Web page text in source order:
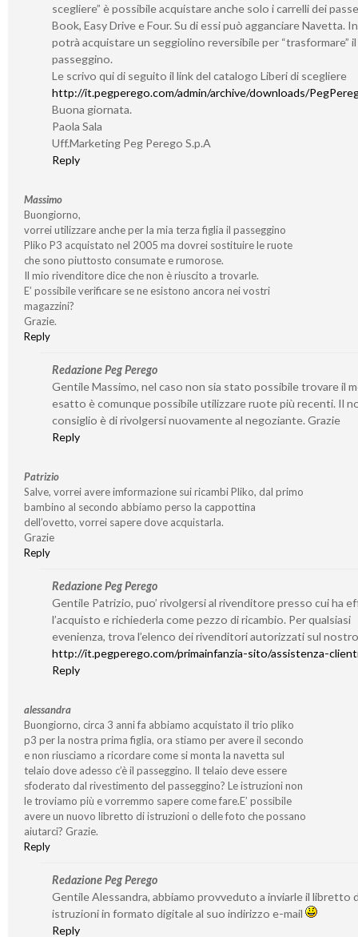
scegliere” è possibile acquistare anche solo i carrelli dei
Book, Easy Drive e Four. Su di essi può agganciare Navetta.
potrà acquistare un seggiolino reversibile per “trasformare”
passeggino.
Le scrivo qui di seguito il link del catalogo Liberi di scegliere
http://it.pegperego.com/admin/archive/downloads/
Buona giornata.
Paola Sala
Uff.Marketing Peg Perego S.p.A
Reply
Massimo
Buongiorno,
vorrei utilizzare anche per la mia terza figlia il passeggino
Pliko P3 acquistato nel 2005 ma dovrei sostituire le ruote
che sono piuttosto consumate e rumorose.
Il mio rivenditore dice che non è riuscito a trovarle.
E’ possibile verificare se ne esistono ancora nei vostri
magazzini?
Grazie.
Reply
Redazione Peg Perego
Gentile Massimo, nel caso non sia stato possibile trovare il
esatto è comunque possibile utilizzare ruote più recenti. Il
consiglio è di rivolgersi nuovamente al negoziante. Grazie
Reply
Patrizio
Salve, vorrei avere imformazione sui ricambi Pliko, dal primo
bambino al secondo abbiamo perso la cappottina
dell’ovetto, vorrei sapere dove acquistarla.
Grazie
Reply
Redazione Peg Perego
Gentile Patrizio, puo’ rivolgersi al rivenditore presso cui ha
l’acquisto e richiederla come pezzo di ricambio. Per qualsiasi
evenienza, trova l’elenco dei rivenditori autorizzati sul
http://it.pegperego.com/primainfanzia-sito/assistenza-
Reply
alessandra
Buongiorno, circa 3 anni fa abbiamo acquistato il trio pliko
p3 per la nostra prima figlia, ora stiamo per avere il secondo
e non riusciamo a ricordare come si monta la navetta sul
telaio dove adesso c’è il passeggino. Il telaio deve essere
sfoderato dal rivestimento del passeggino? Le istruzioni non
le troviamo più e vorremmo sapere come fare.E’ possibile
avere un nuovo libretto di istruzioni o delle foto che possano
aiutarci? Grazie.
Reply
Redazione Peg Perego
Gentile Alessandra, abbiamo provveduto a inviarle il libretto
istruzioni in formato digitale al suo indirizzo e-mail
Reply